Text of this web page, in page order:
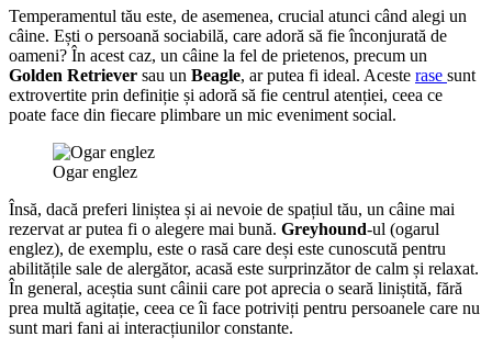
Temperamentul tău este, de asemenea, crucial atunci când alegi un
câine. Ești o persoană sociabilă, care adoră să fie înconjurată de
oameni? În acest caz, un câine la fel de prietenos, precum un
Golden Retriever sau un Beagle, ar putea fi ideal. Aceste rase sunt
extrovertite prin definiție și adoră să fie centrul atenției, ceea ce
poate face din fiecare plimbare un mic eveniment social.
Ogar englez
Însă, dacă preferi liniștea și ai nevoie de spațiul tău, un câine mai
rezervat ar putea fi o alegere mai bună. Greyhound-ul (ogarul
englez), de exemplu, este o rasă care deși este cunoscută pentru
abilitățile sale de alergător, acasă este surprinzător de calm și relaxat.
În general, aceștia sunt câinii care pot aprecia o seară liniștită, fără
prea multă agitație, ceea ce îi face potriviți pentru persoanele care nu
sunt mari fani ai interacțiunilor constante.